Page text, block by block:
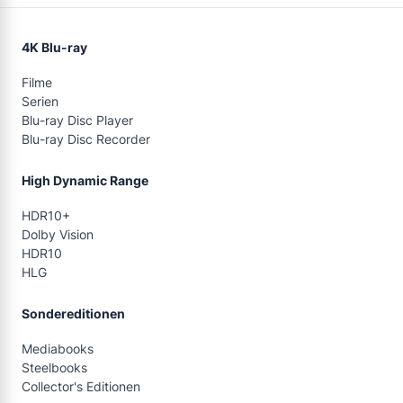
4K Blu-ray
Filme
Serien
Blu-ray Disc Player
Blu-ray Disc Recorder
High Dynamic Range
HDR10+
Dolby Vision
HDR10
HLG
Sondereditionen
Mediabooks
Steelbooks
Collector's Editionen